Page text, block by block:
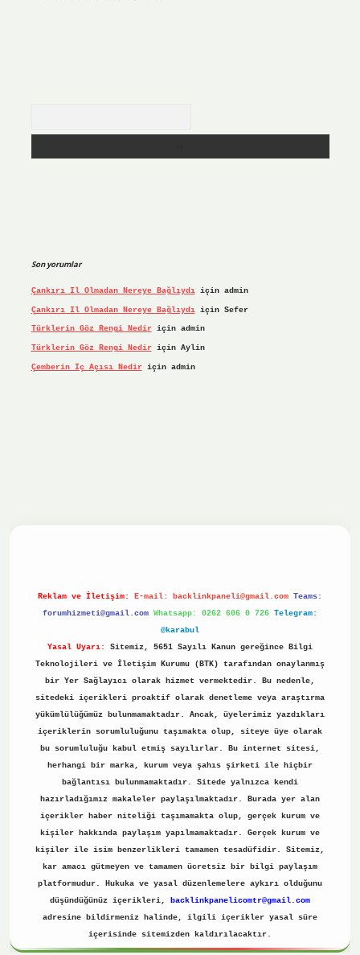
Son yorumlar
Çankırı Il Olmadan Nereye Bağlıydıiçin admin
Çankırı Il Olmadan Nereye Bağlıydıiçin Sefer
Türklerin Göz Rengi Nediriçin admin
Türklerin Göz Rengi Nediriçin Aylin
Çemberin Iç Açısı Nediriçin admin
Reklam ve İletişim: E-mail: backlinkpaneli@gmail.com Teams:
forumhizmeti@gmail.com Whatsapp: 0262 606 0 726 Telegram:
@karabul
Yasal Uyarı:
Sitemiz, 5651 Sayılı Kanun gereğince Bilgi
Teknolojileri ve İletişim Kurumu (BTK) tarafından onaylanmış
bir Yer Sağlayıcı olarak hizmet vermektedir. Bu nedenle,
sitedeki içerikleri proaktif olarak denetleme veya araştırma
yükümlülüğümüz bulunmamaktadır. Ancak, üyelerimiz yazdıkları
içeriklerin sorumluluğunu taşımakta olup, siteye üye olarak
bu sorumluluğu kabul etmiş sayılırlar. Bu internet sitesi,
herhangi bir marka, kurum veya şahıs şirketi ile hiçbir
bağlantısı bulunmamaktadır. Sitede yalnızca kendi
hazırladığımız makaleler paylaşılmaktadır. Burada yer alan
içerikler haber niteliği taşımamakta olup, gerçek kurum ve
kişiler hakkında paylaşım yapılmamaktadır. Gerçek kurum ve
kişiler ile isim benzerlikleri tamamen tesadüfidir. Sitemiz,
kar amacı gütmeyen ve tamamen ücretsiz bir bilgi paylaşım
platformudur. Hukuka ve yasal düzenlemelere aykırı olduğunu
düşündüğünüz içerikleri,
backlinkpanelicomtr@gmail.com
adresine bildirmeniz halinde, ilgili içerikler yasal süre
içerisinde sitemizden kaldırılacaktır.